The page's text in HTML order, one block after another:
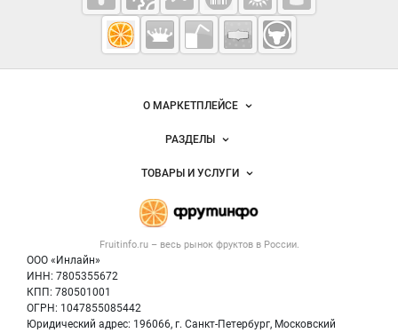
Fruitinfo.ru
— рынок
фруктов
Важные разделы и контакты
Fruitinfo.ru – весь рынок фруктовв России.
ООО «Инлайн»
ИНН: 7805355672
КПП: 780501001
ОГРН: 1047855085442
Юридический адрес: 196066, г. Санкт-Петербург, Московский
Навигация по сайтуО МАРКЕТПЛЕЙСЕ
Новости Fruitinfo.ru
Размещение рекламы
Публичная оферта
Контактная информация
Политика обработки персональных данных
РАЗДЕЛЫ
Объявления
Новости рынка
ТОВАРЫ И УСЛУГИ
Готовая продукция
Овощи
Фрукты